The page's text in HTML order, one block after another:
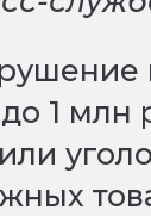
1 млн